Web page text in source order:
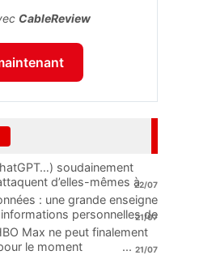
CableReview
soudainement
d’elles-mêmes à
...
22/07
: une grande enseigne
personnelles de
...
21/07
Max ne peut finalement
le moment
... 21/07